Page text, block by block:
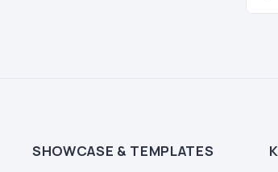
SHOWCASE & TEMPLATES